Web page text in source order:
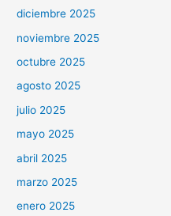
diciembre 2025
noviembre 2025
octubre 2025
agosto 2025
julio 2025
mayo 2025
abril 2025
marzo 2025
enero 2025